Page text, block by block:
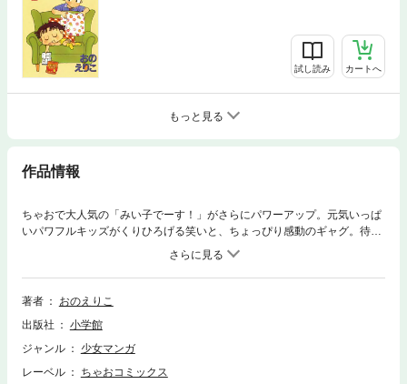
試し読み カートへ
もっと見る
作品情報
ちゃおで大人気の「みい子でーす！」がさらにパワーアップ。元気いっぱ
いパワフルキッズがくりひろげる笑いと、ちょっぴり感動のギャグ。待望
著者
おのえりこ
出版社
小学館
ジャンル
少女マンガ
レーベル
ちゃおコミックス